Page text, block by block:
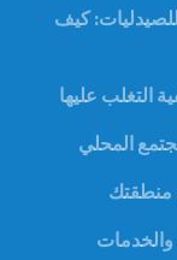
للصيدليات: كيف
التغلب عليها
المحلي
منطقتك
والخدمات